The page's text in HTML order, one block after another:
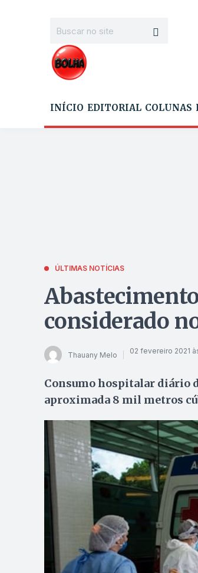
INÍCIO EDITORIAL COLUNAS
ÚLTIMAS NOTÍCIAS
considerado
Thauany Melo 02 fevereiro 2021
Consumo hospitalar diário
aproximada 8 mil metros